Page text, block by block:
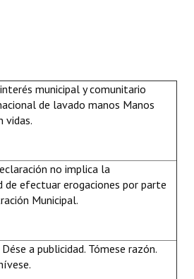
municipal y comunitario
de lavado manos Manos
no implica la
de efectuar erogaciones por parte
Municipal.
a publicidad. Tómese razón.